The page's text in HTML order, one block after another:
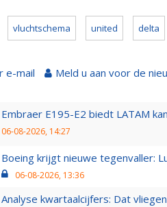
vluchtschema united delta
e-mail Meld u aan voor de
Embraer E195-E2 biedt LATAM
06-08-2026, 14:27
Boeing krijgt nieuwe tegenvaller:
06-08-2026, 13:36
Analyse kwartaalcijfers: Dat